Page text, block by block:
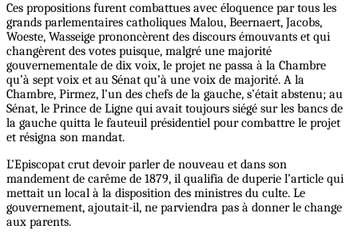
Ces propositions furent combattues avec éloquence par tous les
grands parlementaires catholiques Malou, Beernaert, Jacobs,
Woeste, Wasseige prononcèrent des discours émouvants et qui
changèrent des votes puisque, malgré une majorité
gouvernementale de dix voix, le projet ne passa à la Chambre
qu’à sept voix et au Sénat qu’à une voix de majorité. A la
Chambre, Pirmez, l’un des chefs de la gauche, s’était abstenu; au
Sénat, le Prince de Ligne qui avait toujours siégé sur les bancs de
la gauche quitta le fauteuil présidentiel pour combattre le projet
et résigna son mandat.
L’Episcopat crut devoir parler de nouveau et dans son
mandement de carême de 1879, il qualifia de duperie l’article qui
mettait un local à la disposition des ministres du culte. Le
gouvernement, ajoutait-il, ne parviendra pas à donner le change
aux parents.